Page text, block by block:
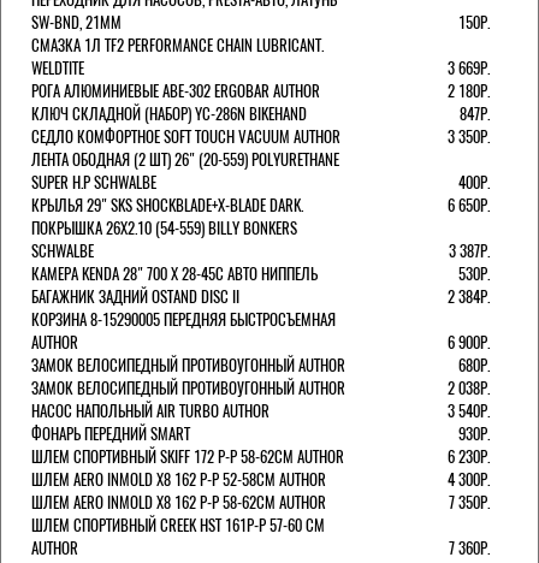
SW-BND, 21ММ
150Р.
СМАЗКА 1Л TF2 PERFORMANCE CHAIN LUBRICANT.
WELDTITE
3 669Р.
РОГА АЛЮМИНИЕВЫЕ ABE-302 ERGOBAR AUTHOR
2 180Р.
КЛЮЧ СКЛАДНОЙ (НАБОР) YC-286N BIKEHAND
847Р.
СЕДЛО КОМФОРТНОЕ SOFT TOUCH VACUUM AUTHOR
3 350Р.
ЛЕНТА ОБОДНАЯ (2 ШТ) 26" (20-559) POLYURETHANE
SUPER H.P SCHWALBE
400Р.
КРЫЛЬЯ 29" SKS SHOCKBLADE+X-BLADE DARK.
6 650Р.
ПОКРЫШКА 26X2.10 (54-559) BILLY BONKERS
SCHWALBE
3 387Р.
КАМЕРА KENDA 28" 700 Х 28-45С АВТО НИППЕЛЬ
530Р.
БАГАЖНИК ЗАДНИЙ OSTAND DISC II
2 384Р.
КОРЗИНА 8-15290005 ПЕРЕДНЯЯ БЫСТРОСЪЕМНАЯ
AUTHOR
6 900Р.
ЗАМОК ВЕЛОСИПЕДНЫЙ ПРОТИВОУГОННЫЙ AUTHOR
680Р.
ЗАМОК ВЕЛОСИПЕДНЫЙ ПРОТИВОУГОННЫЙ AUTHOR
2 038Р.
НАСОС НАПОЛЬНЫЙ AIR TURBO AUTHOR
3 540Р.
ФОНАРЬ ПЕРЕДНИЙ SMART
930Р.
ШЛЕМ СПОРТИВНЫЙ SKIFF 172 Р-Р 58-62СМ AUTHOR
6 230Р.
ШЛЕМ AERO INMOLD X8 162 Р-Р 52-58СМ AUTHOR
4 300Р.
ШЛЕМ AERO INMOLD X8 162 Р-Р 58-62СМ AUTHOR
7 350Р.
ШЛЕМ СПОРТИВНЫЙ CREEK HST 161Р-Р 57-60 СМ
AUTHOR
7 360Р.